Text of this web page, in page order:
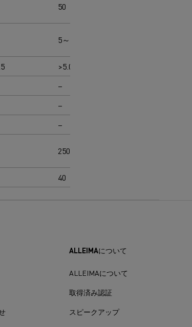
50
5～6
>5.0
–
–
–
250
40
ALLEIMAについて
ALLEIMAについて
取得済み認証
スピークアップ